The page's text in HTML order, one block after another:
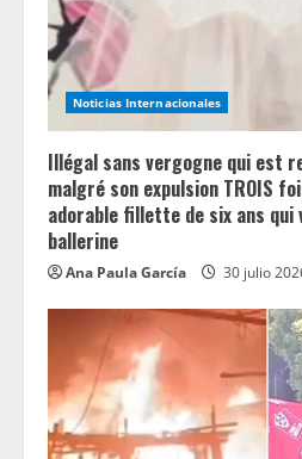
Noticias Internacionales
Illégal sans vergogne qui est
malgré son expulsion TROIS
adorable fillette de six ans
ballerine
Ana Paula García 30 julio